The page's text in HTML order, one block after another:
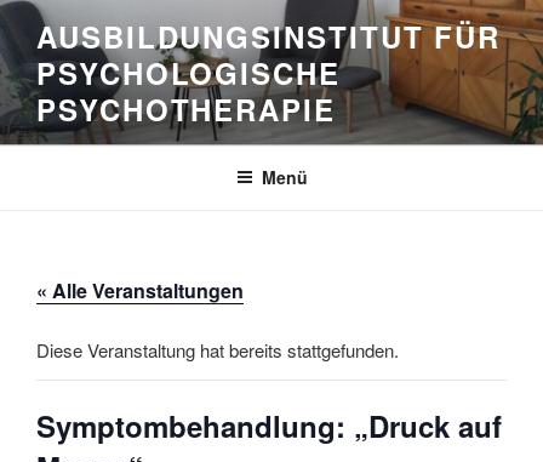
Zum
Inhalt
springen
AUSBILDUNGSINSTITUT FÜR
PSYCHOLOGISCHE
PSYCHOTHERAPIE
Menü
« Alle Veranstaltungen
Diese Veranstaltung hat bereits stattgefunden.
Symptombehandlung: „Druck auf